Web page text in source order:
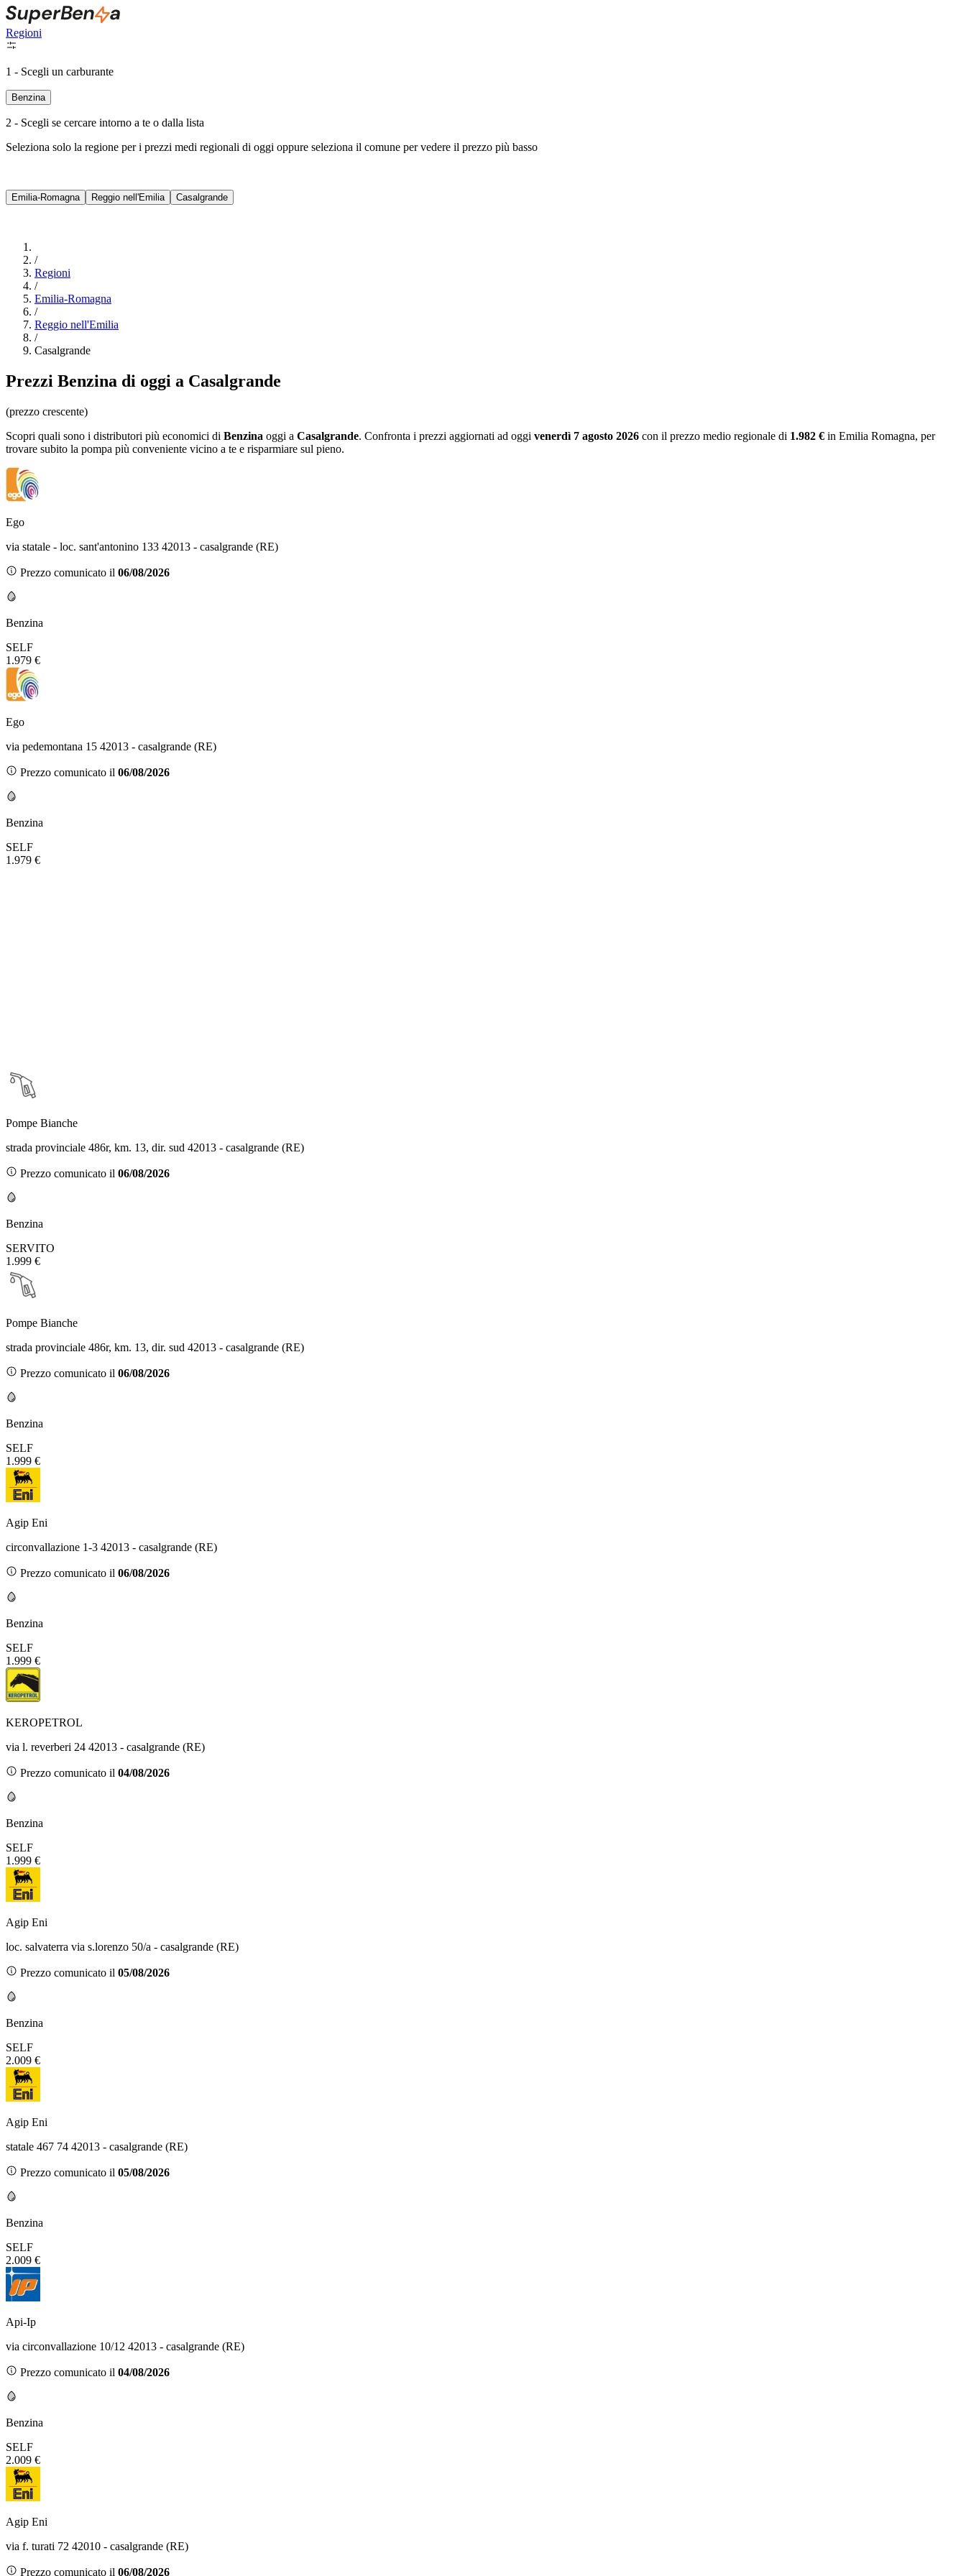
Regioni
1 - Scegli un carburante
Benzina
2 - Scegli se cercare intorno a te o dalla lista
Seleziona solo la regione per i prezzi medi regionali di oggi oppure seleziona il comune per vedere il prezzo più basso
Emilia-Romagna Reggio nell'Emilia Casalgrande
/
Regioni
/
Emilia-Romagna
/
Reggio nell'Emilia
/
Casalgrande
Prezzi Benzina di oggi a Casalgrande
(prezzo crescente)
Scopri quali sono i distributori più economici di Benzina oggi a Casalgrande. Confronta i prezzi aggiornati ad oggi venerdì 7 agosto 2026 con il prezzo medio regionale di 1.982 € in Emilia Romagna, per
trovare subito la pompa più conveniente vicino a te e risparmiare sul pieno.
Ego
via statale - loc. sant'antonino 133 42013 - casalgrande (RE)
Prezzo comunicato il 06/08/2026
Benzina
SELF
1.979 €
Ego
via pedemontana 15 42013 - casalgrande (RE)
Prezzo comunicato il 06/08/2026
Benzina
SELF
1.979 €
Pompe Bianche
strada provinciale 486r, km. 13, dir. sud 42013 - casalgrande (RE)
Prezzo comunicato il 06/08/2026
Benzina
SERVITO
1.999 €
Pompe Bianche
strada provinciale 486r, km. 13, dir. sud 42013 - casalgrande (RE)
Prezzo comunicato il 06/08/2026
Benzina
SELF
1.999 €
Agip Eni
circonvallazione 1-3 42013 - casalgrande (RE)
Prezzo comunicato il 06/08/2026
Benzina
SELF
1.999 €
KEROPETROL
via l. reverberi 24 42013 - casalgrande (RE)
Prezzo comunicato il 04/08/2026
Benzina
SELF
1.999 €
Agip Eni
loc. salvaterra via s.lorenzo 50/a - casalgrande (RE)
Prezzo comunicato il 05/08/2026
Benzina
SELF
2.009 €
Agip Eni
statale 467 74 42013 - casalgrande (RE)
Prezzo comunicato il 05/08/2026
Benzina
SELF
2.009 €
Api-Ip
via circonvallazione 10/12 42013 - casalgrande (RE)
Prezzo comunicato il 04/08/2026
Benzina
SELF
2.009 €
Agip Eni
via f. turati 72 42010 - casalgrande (RE)
Prezzo comunicato il 06/08/2026